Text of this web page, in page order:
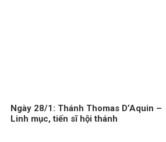
Ngày 28/1: Thánh Thomas D’Aquin –
Linh mục, tiến sĩ hội thánh